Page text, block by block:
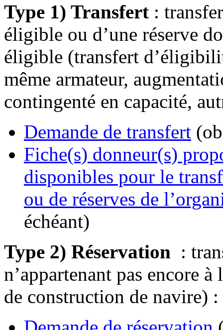
Type 1) Transfert :
éligible ou d’une réserve
éligible (transfert
même armateur,
contingenté en capacité,
Demande de transfert
Fiche(s) donneur(s)
disponibles pour le
ou de réserves de
échéant)
Type 2) Réservation :
n’appartenant pas encore
de construction de navire) :